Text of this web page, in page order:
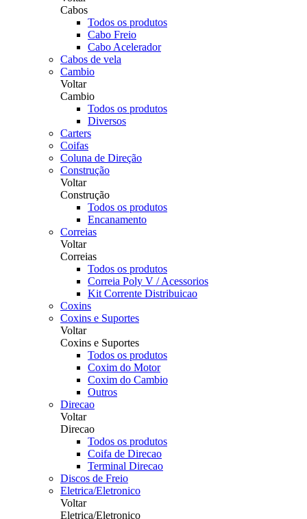
Cabos
Todos os produtos
Cabo Freio
Cabo Acelerador
Cabos de vela
Cambio
Voltar
Cambio
Todos os produtos
Diversos
Carters
Coifas
Coluna de Direção
Construção
Voltar
Construção
Todos os produtos
Encanamento
Correias
Voltar
Correias
Todos os produtos
Correia Poly V / Acessorios
Kit Corrente Distribuicao
Coxins
Coxins e Suportes
Voltar
Coxins e Suportes
Todos os produtos
Coxim do Motor
Coxim do Cambio
Outros
Direcao
Voltar
Direcao
Todos os produtos
Coifa de Direcao
Terminal Direcao
Discos de Freio
Eletrica/Eletronico
Voltar
Eletrica/Eletronico